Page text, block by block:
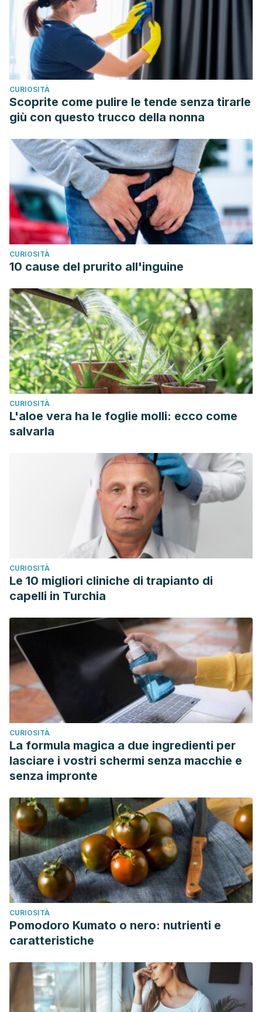
https://www.aao.org/eye-health/diseases/macular-hole-
treatment
Agujero macular, Instituto de Microcirugía Ocular (IMO).
Recogido a 25 de febrero en
https://www.imo.es/es/agujero-macular
CURIOSITÀ
Scoprite come pulire le tende senza tirarle
giù con questo trucco della nonna
CURIOSITÀ
10 cause del prurito all'inguine
CURIOSITÀ
L'aloe vera ha le foglie molli: ecco come
salvarla
CURIOSITÀ
Le 10 migliori cliniche di trapianto di
capelli in Turchia
CURIOSITÀ
La formula magica a due ingredienti per
lasciare i vostri schermi senza macchie e
senza impronte
CURIOSITÀ
Pomodoro Kumato o nero: nutrienti e
caratteristiche